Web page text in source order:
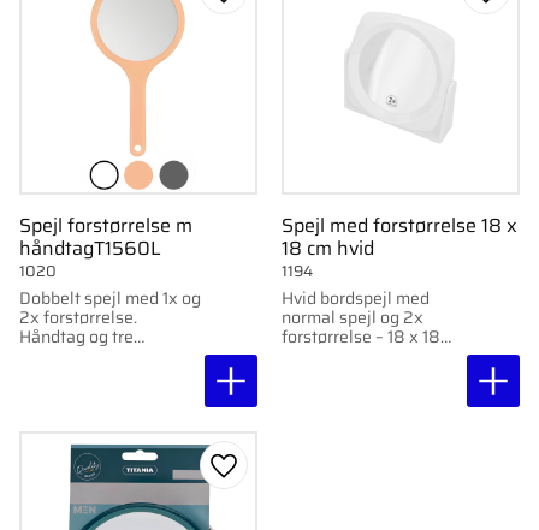
Spejl forstørrelse m
håndtagT1560L
Dobbelt spejl med 1x og
2x forstørrelse.
Håndtag og tre
1020
Spejl med forstørrelse 18 x
18 cm hvid
Hvid bordspejl med
normal spejl og 2x
forstørrelse – 18 x 18
1194
Gem som favorit